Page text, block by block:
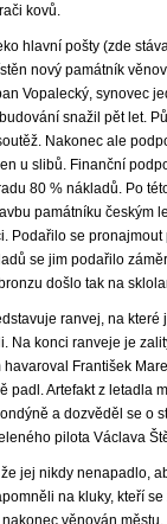
kovů.
hlavní pošty (zde
nový památník
Vopalecký, synovec
snažil pět let.
Nakonec ale
u slibů. Finanční
80 % nákladů. Po
památníku českým
Podařilo se
se jim podařilo
došlo tak na
ranvej, na
Na konci ranveje je
František
padl. Artefakt z letadla
a dozvěděl se o
pilota Václava
jej nikdy nenapadlo,
na kluky, kteří